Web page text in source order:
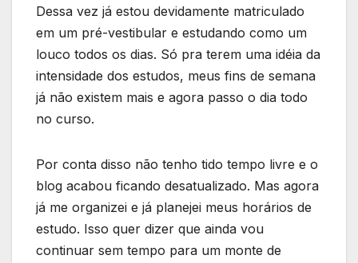
Dessa vez já estou devidamente matriculado
em um pré-vestibular e estudando como um
louco todos os dias. Só pra terem uma idéia da
intensidade dos estudos, meus fins de semana
já não existem mais e agora passo o dia todo
no curso.
Por conta disso não tenho tido tempo livre e o
blog acabou ficando desatualizado. Mas agora
já me organizei e já planejei meus horários de
estudo. Isso quer dizer que ainda vou
continuar sem tempo para um monte de